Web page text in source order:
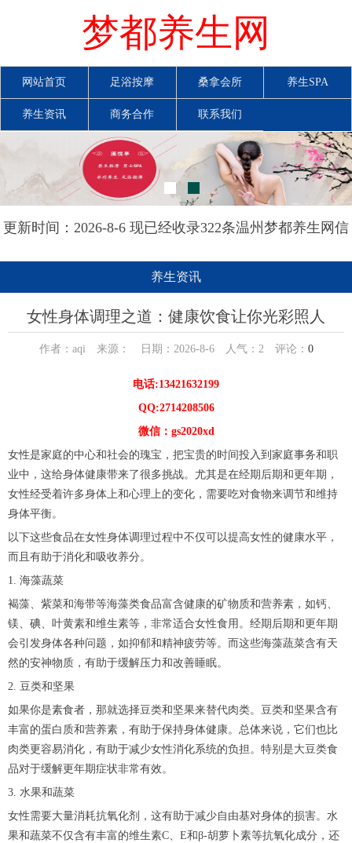
梦都养生网
网站首页 足浴按摩 桑拿会所 养生SPA
养生资讯 商务合作 联系我们
更新时间：2026-8-6 现已经收录322条温州梦都养生网信
养生资讯
女性身体调理之道：健康饮食让你光彩照人
作者：aqi 来源： 日期：2026-8-6 人气： 2评论： 0
电话:13421632199
QQ:2714208506
微信：gs2020xd
女性是家庭的中心和社会的瑰宝，把宝贵的时间投入到家庭事务和职
业中，这给身体健康带来了很多挑战。尤其是在经期后期和更年期，
女性经受着许多身体上和心理上的变化，需要吃对食物来调节和维持
身体平衡。
以下这些食品在女性身体调理过程中不仅可以提高女性的健康水平，
而且有助于消化和吸收养分。
1. 海藻蔬菜
褐藻、紫菜和海带等海藻类食品富含健康的矿物质和营养素，如钙、
镁、碘、叶黄素和维生素等，非常适合女性食用。经期后期和更年期
会引发身体各种问题，如抑郁和精神疲劳等。而这些海藻蔬菜含有天
然的安神物质，有助于缓解压力和改善睡眠。
2. 豆类和坚果
如果你是素食者，那就选择豆类和坚果来替代肉类。豆类和坚果含有
丰富的蛋白质和营养素，有助于保持身体健康。总体来说，它们也比
肉类更容易消化，有助于减少女性消化系统的负担。特别是大豆类食
品对于缓解更年期症状非常有效。
3. 水果和蔬菜
女性需要大量消耗抗氧化剂，这有助于减少自由基对身体的损害。水
果和蔬菜不仅含有丰富的维生素C、E和β-胡萝卜素等抗氧化成分，还